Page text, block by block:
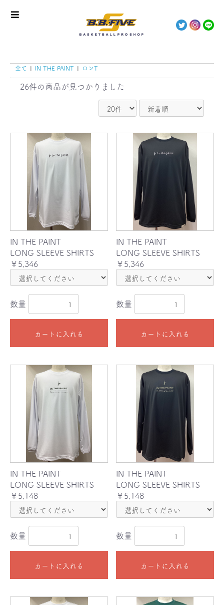
全て | IN THE PAINT | ロンT
26件の商品が見つかりました
IN THE PAINT
LONG SLEEVE SHIRTS
￥5,346
数量
カートに入れる
IN THE PAINT
LONG SLEEVE SHIRTS
￥5,346
数量
カートに入れる
IN THE PAINT
LONG SLEEVE SHIRTS
￥5,148
数量
カートに入れる
IN THE PAINT
LONG SLEEVE SHIRTS
￥5,148
数量
カートに入れる